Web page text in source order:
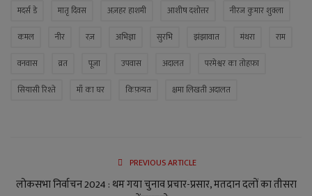
मदर्स डे मातृ दिवस अज़हर हाशमी आशीष दशोत्तर
नीरज कुमार शुक्ला
कमल
नीर रज़ अभिज्ञा सुरभि झंझावात मंथरा
राम
वनवास
व्रत पूजा उपवास अदालत
परमेश्वर का तोहफ़ा
सियासी रिश्ते
माँ का घर किफ़यत क्षमा लिखती अदालत
PREVIOUS ARTICLE
लोकसभा निर्वाचन 2024 : थम गया चुनाव प्रचार-प्रसार, मतदान दलों का तीसरा